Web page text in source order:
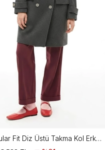
Mona Regular Fit Diz Üstü Takma Kol Erkek Yaka Antrasit Kaban